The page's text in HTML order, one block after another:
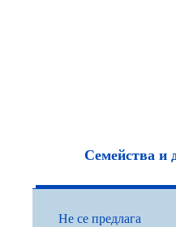
Семейства и
Не се предлага